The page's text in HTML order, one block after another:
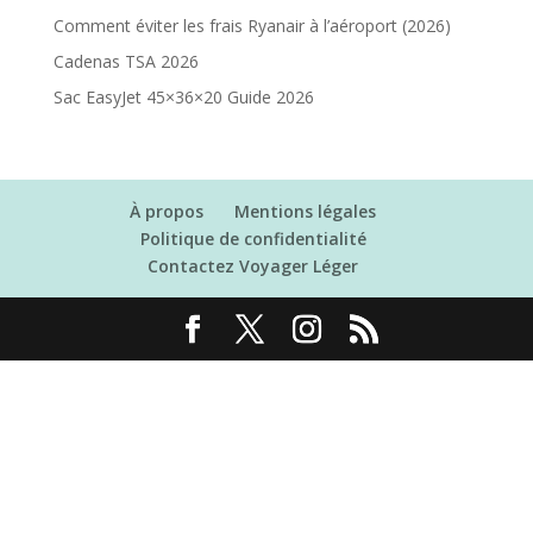
Comment éviter les frais Ryanair à l’aéroport (2026)
Cadenas TSA 2026
Sac EasyJet 45×36×20 Guide 2026
À propos
Mentions légales
Politique de confidentialité
Contactez Voyager Léger